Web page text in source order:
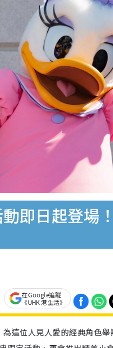
即日起登場
在Google追蹤
《UHK 港生活》
這位人見人愛的經典角色舉